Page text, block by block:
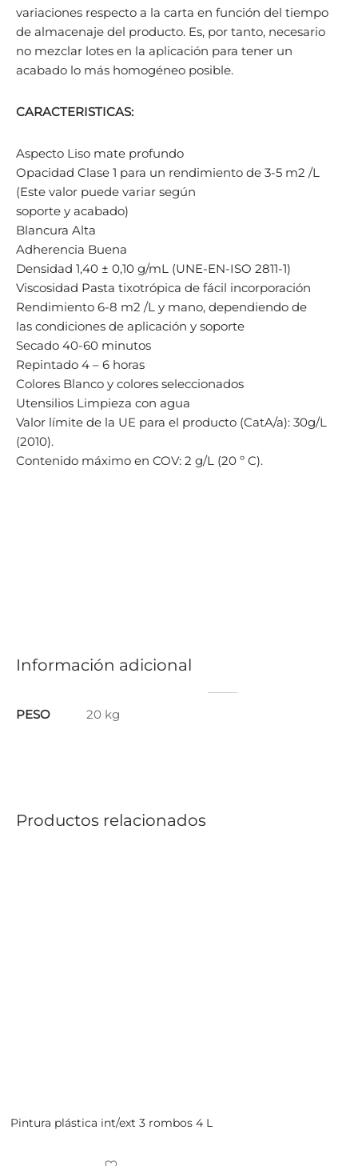
variaciones respecto a la carta en función del tiempo
de almacenaje del producto. Es, por tanto, necesario
no mezclar lotes en la aplicación para tener un
acabado lo más homogéneo posible.
CARACTERISTICAS:
Aspecto Liso mate profundo
Opacidad Clase 1 para un rendimiento de 3-5 m2 /L
(Este valor puede variar según
soporte y acabado)
Blancura Alta
Adherencia Buena
Densidad 1,40 ± 0,10 g/mL (UNE-EN-ISO 2811-1)
Viscosidad Pasta tixotrópica de fácil incorporación
Rendimiento 6-8 m2 /L y mano, dependiendo de
las condiciones de aplicación y soporte
Secado 40-60 minutos
Repintado 4 – 6 horas
Colores Blanco y colores seleccionados
Utensilios Limpieza con agua
Valor límite de la UE para el producto (CatA/a): 30g/L
(2010).
Contenido máximo en COV: 2 g/L (20 º C).
Información adicional
PESO 20 kg
Productos relacionados
Pintura plástica int/ext 3 rombos 4 L